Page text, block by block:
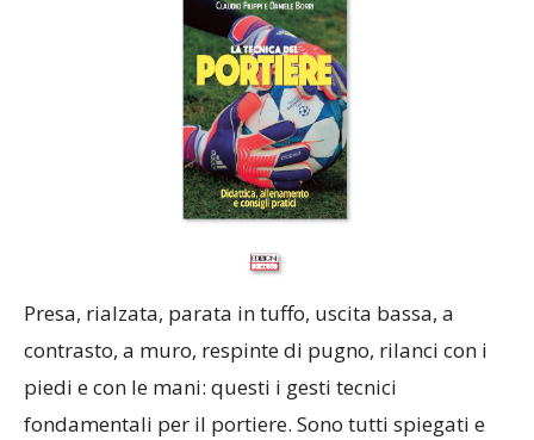
Presa, rialzata, parata in tuffo, uscita bassa, a
contrasto, a muro, respinte di pugno, rilanci con i
piedi e con le mani: questi i gesti tecnici
fondamentali per il portiere. Sono tutti spiegati e